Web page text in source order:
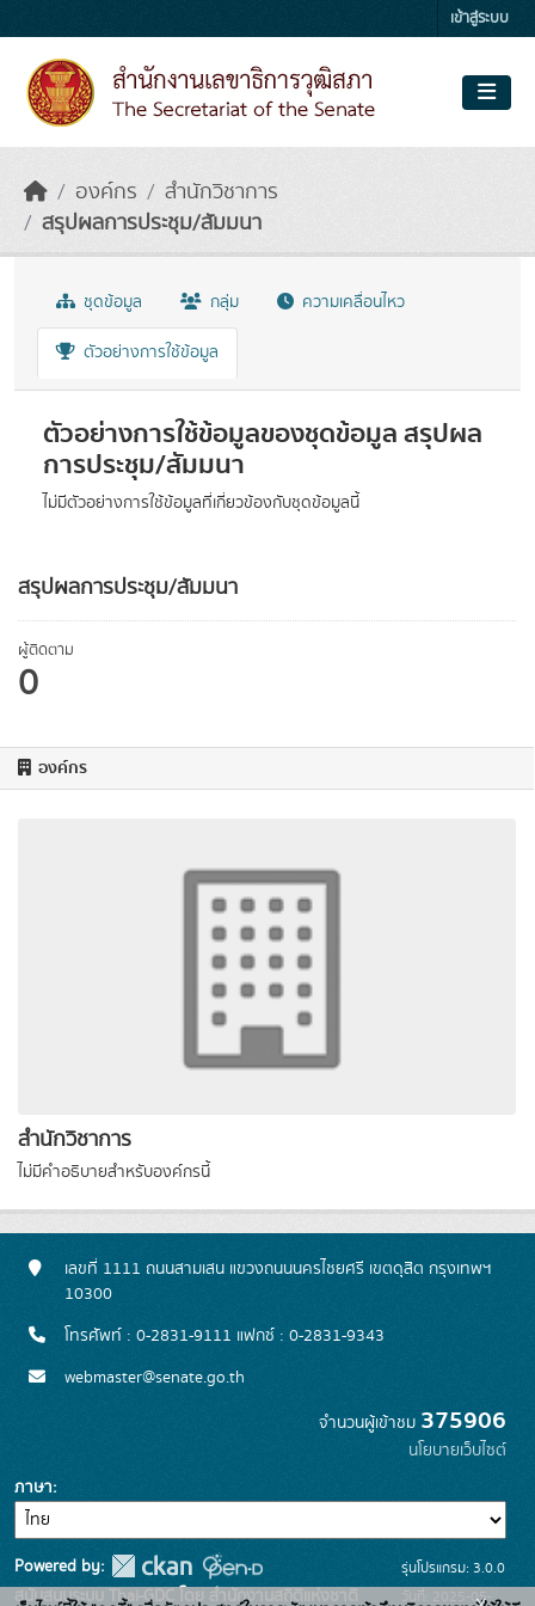
เข้าสู่ระบบ
องค์กร
สำนักวิชาการ
สรุปผลการประชุม/สัมมนา
สรุปผลการประชุม/สัมมนา
ผู้ติดตาม
0
องค์กร
สำนักวิชาการ
ไม่มีคำอธิบายสำหรับองค์กรนี้
ชุดข้อมูล กลุ่ม ความเคลื่อนไหว
ตัวอย่างการใช้ข้อมูล
ตัวอย่างการใช้ข้อมูลของชุดข้อมูล สรุปผล
การประชุม/สัมมนา
ไม่มีตัวอย่างการใช้ข้อมูลที่เกี่ยวข้องกับชุดข้อมูลนี้
เลขที่ 1111 ถนนสามเสน แขวงถนนนครไชยศรี เขตดุสิต กรุงเทพฯ
10300
โทรศัพท์ : 0-2831-9111 แฟกซ์ : 0-2831-9343
webmaster@senate.go.th
จำนวนผู้เข้าชม 375906
นโยบายเว็บไซต์
ภาษา
Powered by:
สนับสนุนระบบ Thai-GDC โดย สำนักงานสถิติแห่งชาติ
รุ่นโปรแกรม: 3.0.0
วันที่: 2025-05-